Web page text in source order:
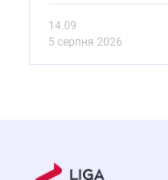
14.09
5 серпня 2026